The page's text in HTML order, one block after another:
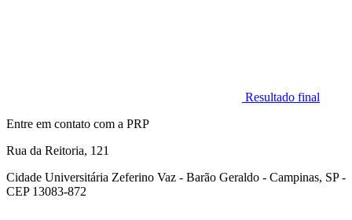
Resultado final
Entre em contato com a PRP
Rua da Reitoria, 121
Cidade Universitária Zeferino Vaz - Barão Geraldo - Campinas, SP -
CEP 13083-872